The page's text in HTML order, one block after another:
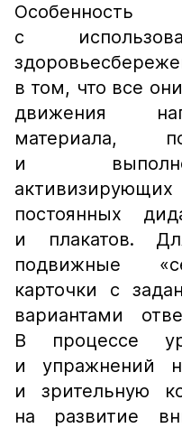
с
в том, что все
движения
материала,
и
постоянных
и плакатов.
подвижные
карточки с
вариантами
В процессе
и упражнений
и зрительную
на развитие